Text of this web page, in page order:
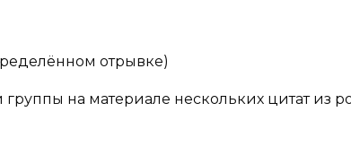
отрывке)
на материале нескольких цитат из